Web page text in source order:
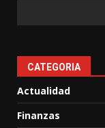
CATEGORIA
Actualidad
Finanzas